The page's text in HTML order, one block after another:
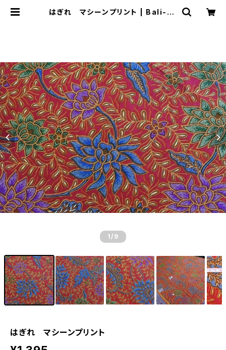
はぎれ マシーンプリント | Bali-mi
1 /9
はぎれ マシーンプリント